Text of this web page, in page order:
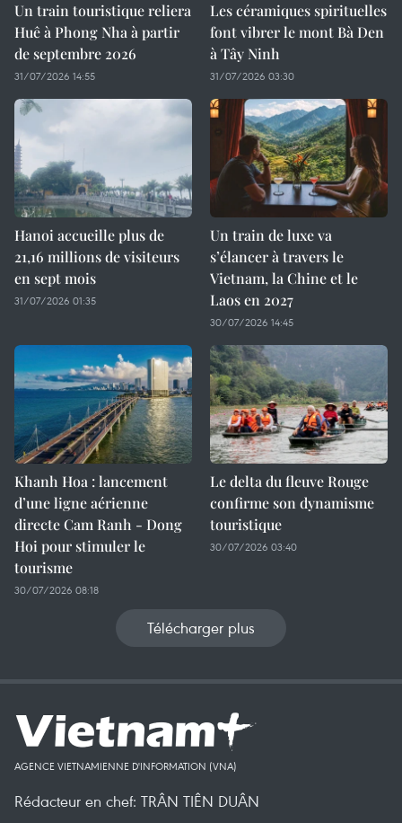
Un train touristique reliera
Huê à Phong Nha à partir
de septembre 2026
31/07/2026 14:55
Les céramiques spirituelles
font vibrer le mont Bà Den
à Tây Ninh
31/07/2026 03:30
Hanoi accueille plus de
21,16 millions de visiteurs
en sept mois ​
31/07/2026 01:35
Un train de luxe va
s’élancer à travers le
Vietnam, la Chine et le
Laos en 2027
30/07/2026 14:45
Khanh Hoa : lancement
d’une ligne aérienne
directe Cam Ranh - Dong
Hoi pour stimuler le
tourisme
30/07/2026 08:18
Le delta du fleuve Rouge
confirme son dynamisme
touristique
30/07/2026 03:40
Télécharger plus
AGENCE VIETNAMIENNE D'INFORMATION (VNA)
Rédacteur en chef: TRÂN TIÊN DUÂN